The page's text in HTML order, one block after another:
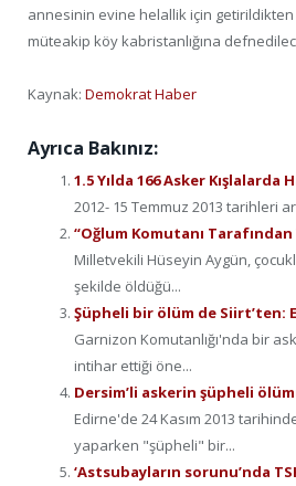
annesinin evine helallik için
müteakip köy kabristanlığına
Kaynak: Demokrat Haber
Ayrıca Bakınız:
1.5 Yılda 166 Asker Kışlalarda
2012- 15 Temmuz 2013 tarihleri
“Oğlum Komutanı
Milletvekili Hüseyin Aygün,
şekilde öldüğü...
Şüpheli bir ölüm de Siirt’ten:
Garnizon Komutanlığı'nda bir
intihar ettiği öne...
Dersim’li askerin şüpheli
Edirne'de 24 Kasım 2013
yaparken "şüpheli" bir...
‘Astsubayların sorunu’nda